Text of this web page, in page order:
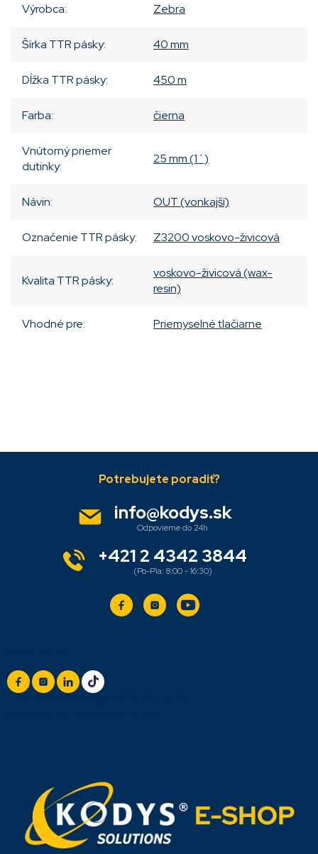
Výrobca: Zebra
Šírka TTR pásky: 40 mm
Dĺžka TTR pásky: 450 m
Farba: čierna
Vnútorný priemer
dutinky:
25 mm (1´)
Návin: OUT (vonkajší)
Označenie TTR pásky: Z3200 voskovo-živicová
Kvalita TTR pásky:
voskovo-živicová (wax-
resin)
Vhodné pre: Priemyselné tlačiarne
info@kodys.sk
+421 2 4342 3844